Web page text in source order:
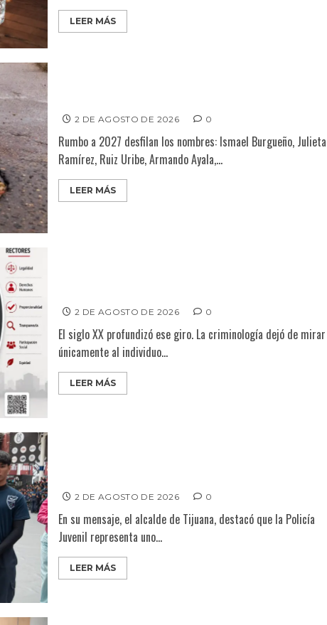
LEER MÁS
2 DE AGOSTO DE 2026 0
Rumbo a 2027 desfilan los nombres: Ismael Burgueño, Julieta
Ramírez, Ruiz Uribe, Armando Ayala,...
LEER MÁS
2 DE AGOSTO DE 2026 0
El siglo XX profundizó ese giro. La criminología dejó de mirar
únicamente al individuo...
LEER MÁS
2 DE AGOSTO DE 2026 0
En su mensaje, el alcalde de Tijuana, destacó que la Policía
Juvenil representa uno...
LEER MÁS